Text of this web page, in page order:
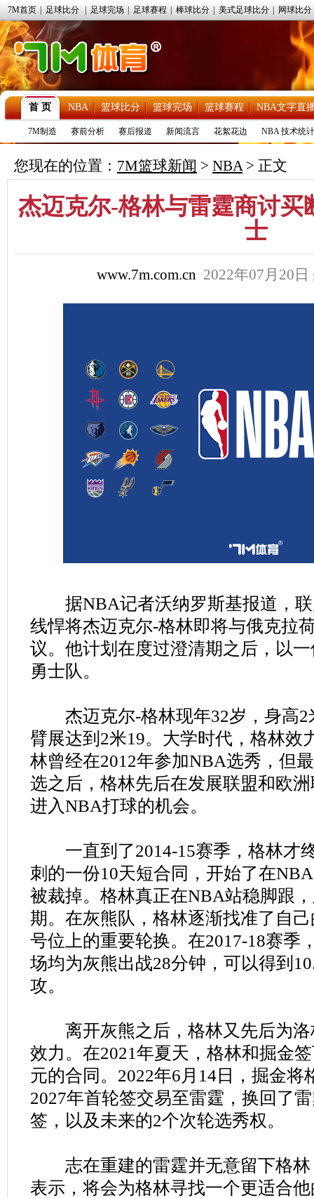
7M首页 足球比分 足球完场 足球赛程 棒球比分 美式足球比分 网球比分
首 页 NBA 篮球比分 篮球完场 篮球赛程 NBA文字直
7M制造 赛前分析 赛后报道 新闻流言 花絮花边 NBA 技术统计
您现在的位置： 7M篮球新闻 > NBA> 正文
杰迈克尔-格林与雷霆商讨买
士
www.7m.com.cn 2022年07月20日
据NBA记者沃纳罗斯基报道，联
线悍将杰迈克尔-格林即将与俄克拉
议。他计划在度过澄清期之后，以
勇士队。
杰迈克尔-格林现年32岁，身高2
臂展达到2米19。大学时代，格林效
林曾经在2012年参加NBA选秀，但
选之后，格林先后在发展联盟和欧
进入NBA打球的机会。
一直到了2014-15赛季，格林才
刺的一份10天短合同，开始了在
被裁掉。格林真正在NBA站稳脚跟
期。在灰熊队，格林逐渐找准了自
号位上的重要轮换。在2017-18赛季
场均为灰熊出战28分钟，可以得到
攻。
离开灰熊之后，格林又先后为洛
效力。在2021年夏天，格林和掘金
元的合同。2022年6月14日，掘金将
2027年首轮签交易至雷霆，换回了
签，以及未来的2个次轮选秀权。
志在重建的雷霆并无意留下格林
表示，将会为格林寻找一个更适合